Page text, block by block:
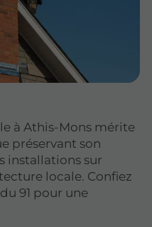
à Athis-Mons mérite
préservant son
installations sur
locale. Confiez
91 pour une